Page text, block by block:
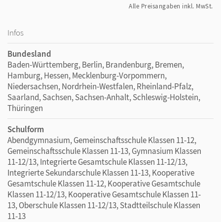
Zugriff auf alle Audios und Videos
sprachlichen Besonderheiten, z. B. als Erklärfilme,
sowie Wortschatzlisten
Getting started:illustrative Anschubimpulse für
Lernende bei komplexeren Lernaufgaben
Check:Lösungen für geschlossene und Checklisten für
offene Aufgaben zur komfortablen Selbstkontrolle
More info:interessante weiterführende
Informationen, die neugierig machen, z. B.
biografische und inhaltliche Details, aber auch
spannende Trivia
Alle Preisangaben inkl. MwSt.
Infos
Bundesland
Baden-Württemberg, Berlin, Brandenburg, Bremen,
Hamburg, Hessen, Mecklenburg-Vorpommern,
Niedersachsen, Nordrhein-Westfalen, Rheinland-Pfalz,
Saarland, Sachsen, Sachsen-Anhalt, Schleswig-Holstein,
Thüringen
Schulform
Abendgymnasium, Gemeinschaftsschule Klassen 11-12,
Gemeinschaftsschule Klassen 11-13, Gymnasium Klassen
11-12/13, Integrierte Gesamtschule Klassen 11-12/13,
Integrierte Sekundarschule Klassen 11-13, Kooperative
Gesamtschule Klassen 11-12, Kooperative Gesamtschule
Klassen 11-12/13, Kooperative Gesamtschule Klassen 11-
13, Oberschule Klassen 11-12/13, Stadtteilschule Klassen
11-13